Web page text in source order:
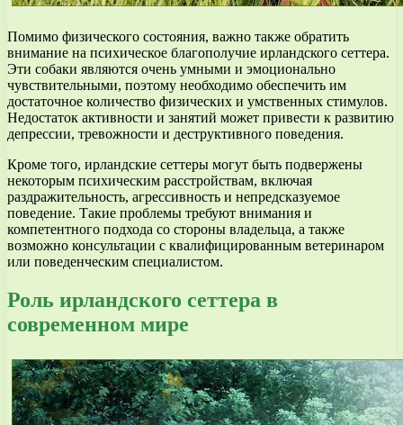
Помимо физического состояния, важно также обратить
внимание на психическое благополучие ирландского сеттера.
Эти собаки являются очень умными и эмоционально
чувствительными, поэтому необходимо обеспечить им
достаточное количество физических и умственных стимулов.
Недостаток активности и занятий может привести к развитию
депрессии, тревожности и деструктивного поведения.
Кроме того, ирландские сеттеры могут быть подвержены
некоторым психическим расстройствам, включая
раздражительность, агрессивность и непредсказуемое
поведение. Такие проблемы требуют внимания и
компетентного подхода со стороны владельца, а также
возможно консультации с квалифицированным ветеринаром
или поведенческим специалистом.
Роль ирландского сеттера в
современном мире